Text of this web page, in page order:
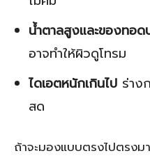
น้ำตาลสูงและของทอด
อาจทำให้ผิวดูโทรม
ไดเอตหนักเกินไป ร่าง
สด
ถ้าจะมองแบบตรงไปตรงม